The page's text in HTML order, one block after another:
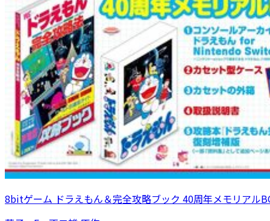
8bitゲーム ドラえもん＆完全攻略ブック 40周年メモリアル